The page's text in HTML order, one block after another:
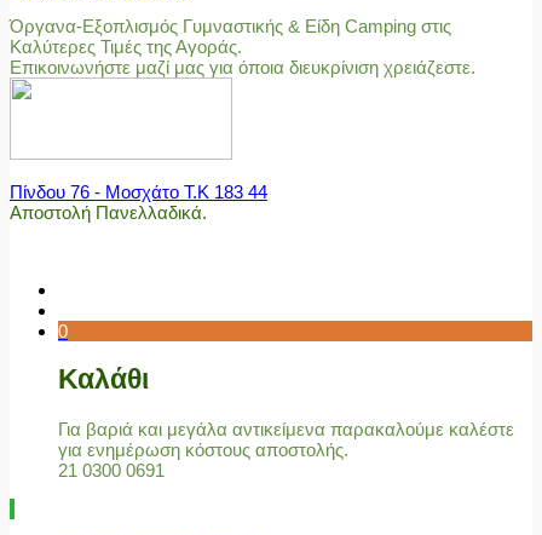
Όργανα-Εξοπλισμός Γυμναστικής & Είδη Camping στις
Καλύτερες Τιμές της Αγοράς.
Επικοινωνήστε μαζί μας για όποια διευκρίνιση χρειάζεστε.
Πίνδου 76 - Μοσχάτο Τ.Κ 183 44
Αποστολή Πανελλαδικά.
0
Καλάθι
Για βαριά και μεγάλα αντικείμενα παρακαλούμε καλέστε
για ενημέρωση κόστους αποστολής.
21 0300 0691